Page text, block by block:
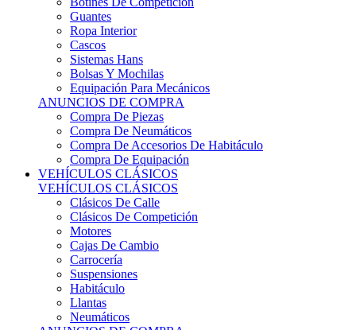
Ropa Interior
Cascos
Sistemas Hans
Bolsas Y Mochilas
Equipación Para Mecánicos
ANUNCIOS DE COMPRA
Compra De Piezas
Compra De Neumáticos
Compra De Accesorios De Habitáculo
Compra De Equipación
VEHÍCULOS CLÁSICOS
VEHÍCULOS CLÁSICOS
Clásicos De Calle
Clásicos De Competición
Motores
Cajas De Cambio
Carrocería
Suspensiones
Habitáculo
Llantas
Neumáticos
ANUNCIOS DE COMPRA
Compra De Competición